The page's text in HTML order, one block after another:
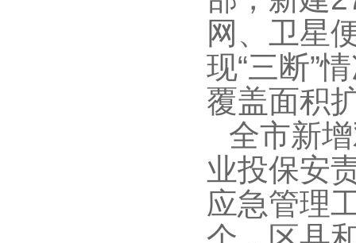
网、卫星
现“三断”
覆盖面积
全市新
业投保安
应急管理